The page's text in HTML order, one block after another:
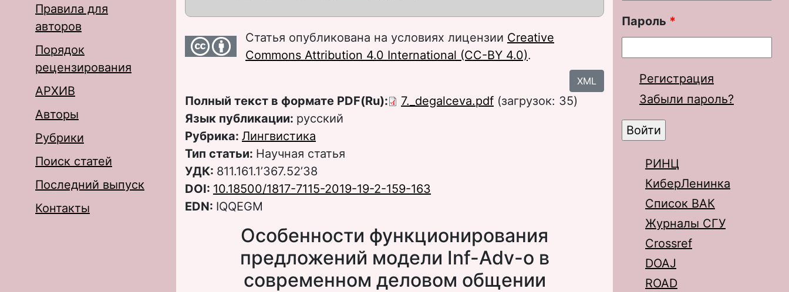
Правила для
авторов
Порядок
рецензирования
АРХИВ
Авторы
Рубрики
Поиск статей
Последний выпуск
Контакты
Статья опубликована на условиях лицензии Creative
Commons Attribution 4.0 International (CC-BY 4.0).
XML
Полный текст в формате PDF(Ru): 7._degalceva.pdf (загрузок: 35)
Язык публикации: русский
Рубрика: Лингвистика
Тип статьи: Научная статья
УДК: 811.161.1’367.52’38
DOI: 10.18500/1817-7115-2019-19-2-159-163
EDN: IQQEGM
Особенности функционирования
предложений модели Inf-Adv-o в
современном деловом общении
Пароль *
Регистрация
Забыли пароль?
РИНЦ
КиберЛенинка
Список ВАК
Журналы СГУ
Crossref
DOAJ
ROAD